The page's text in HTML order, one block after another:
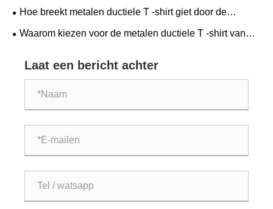
verwerken van mechanische onderdelen?
Hoe breekt metalen ductiele T -shirt giet door de
beperkingen van traditionele pijpfittingen?
Waarom kiezen voor de metalen ductiele T -shirt van
Laat een bericht achter